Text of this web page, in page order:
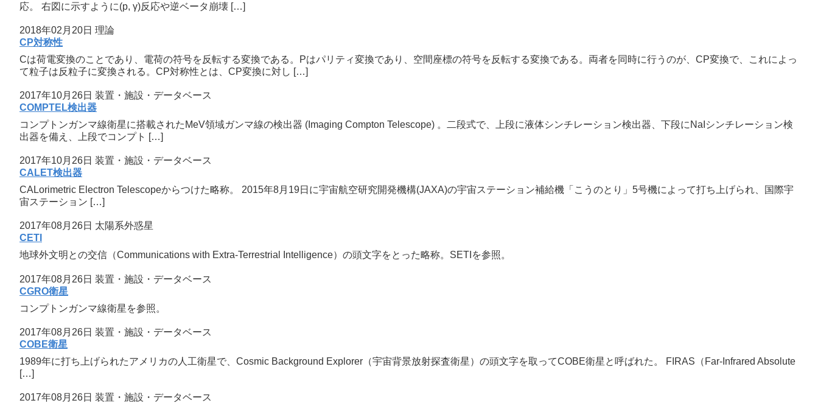
応。 右図に示すように(p, γ)反応や逆ベータ崩壊 […]
2018年02月20日 理論
CP対称性
Cは荷電変換のことであり、電荷の符号を反転する変換である。Pはパリティ変換であり、空間座標の符号を反転する変換である。両者を同時に行うのが、CP変換で、これによっ
て粒子は反粒子に変換される。CP対称性とは、CP変換に対し […]
2017年10月26日 装置・施設・データベース
COMPTEL検出器
コンプトンガンマ線衛星に搭載されたMeV領域ガンマ線の検出器 (Imaging Compton Telescope) 。二段式で、上段に液体シンチレーション検出器、下段にNaIシンチレーション検
出器を備え、上段でコンプト […]
2017年10月26日 装置・施設・データベース
CALET検出器
CALorimetric Electron Telescopeからつけた略称。 2015年8月19日に宇宙航空研究開発機構(JAXA)の宇宙ステーション補給機「こうのとり」5号機によって打ち上げられ、国際宇
宙ステーション […]
2017年08月26日 太陽系外惑星
CETI
地球外文明との交信（Communications with Extra-Terrestrial Intelligence）の頭文字をとった略称。SETIを参照。
2017年08月26日 装置・施設・データベース
CGRO衛星
コンプトンガンマ線衛星を参照。
2017年08月26日 装置・施設・データベース
COBE衛星
1989年に打ち上げられたアメリカの人工衛星で、Cosmic Background Explorer（宇宙背景放射探査衛星）の頭文字を取ってCOBE衛星と呼ばれた。 FIRAS（Far-Infrared Absolute
[…]
2017年08月26日 装置・施設・データベース